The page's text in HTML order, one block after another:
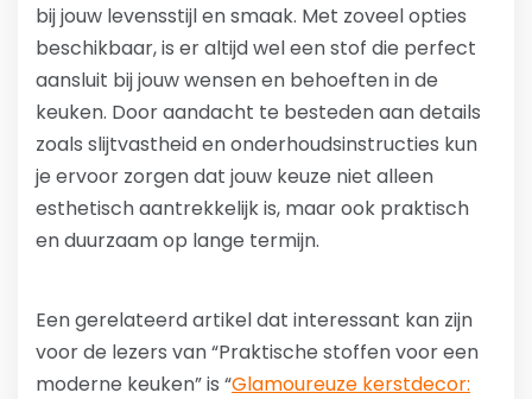
bij jouw levensstijl en smaak. Met zoveel opties
beschikbaar, is er altijd wel een stof die perfect
aansluit bij jouw wensen en behoeften in de
keuken. Door aandacht te besteden aan details
zoals slijtvastheid en onderhoudsinstructies kun
je ervoor zorgen dat jouw keuze niet alleen
esthetisch aantrekkelijk is, maar ook praktisch
en duurzaam op lange termijn.
Een gerelateerd artikel dat interessant kan zijn
voor de lezers van “Praktische stoffen voor een
moderne keuken” is “Glamoureuze kerstdecor: